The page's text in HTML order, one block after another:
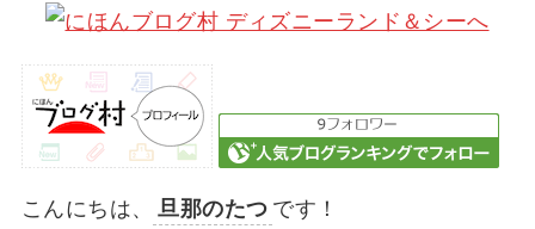
こんにちは、 旦那のたつ です！